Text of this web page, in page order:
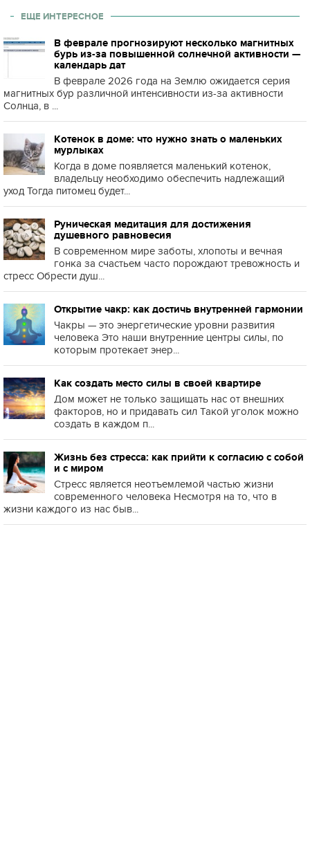
ЕЩЕ ИНТЕРЕСНОЕ
В феврале прогнозируют несколько магнитных
бурь из-за повышенной солнечной активности —
календарь дат
В феврале 2026 года на Землю ожидается серия
магнитных бур различной интенсивности из-за активности
Солнца, в ...
Котенок в доме: что нужно знать о маленьких
мурлыках
Когда в доме появляется маленький котенок,
владельцу необходимо обеспечить надлежащий
уход Тогда питомец будет...
Руническая медитация для достижения
душевного равновесия
В современном мире заботы, хлопоты и вечная
гонка за счастьем часто порождают тревожность и
стресс Обрести душ...
Открытие чакр: как достичь внутренней гармонии
Чакры — это энергетические уровни развития
человека Это наши внутренние центры силы, по
которым протекает энер...
Как создать место силы в своей квартире
Дом может не только защищать нас от внешних
факторов, но и придавать сил Такой уголок можно
создать в каждом п...
Жизнь без стресса: как прийти к согласию с собой
и с миром
Стресс является неотъемлемой частью жизни
современного человека Несмотря на то, что в
жизни каждого из нас быв...